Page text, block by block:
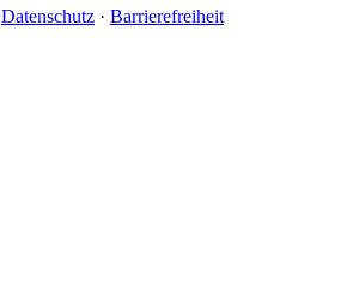
Datenschutz · Barrierefreiheit